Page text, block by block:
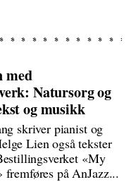
med
Natursorg og
og musikk
skriver pianist og
Lien også tekster
«My
fremføres på AnJazz...